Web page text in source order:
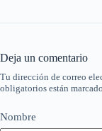
Deja un comentario
Tu dirección de correo
obligatorios están
Nombre